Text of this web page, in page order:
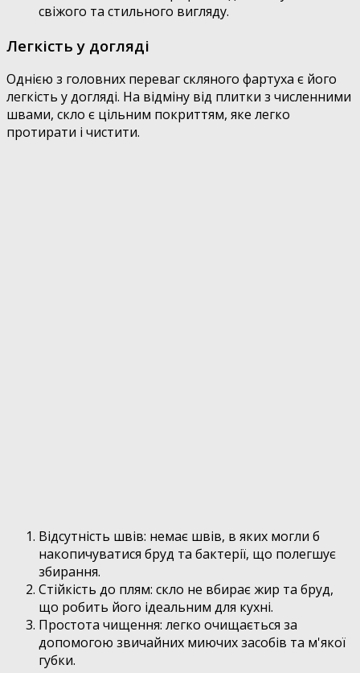
свіжого та стильного вигляду.
Легкість у догляді
Однією з головних переваг скляного фартуха є його
легкість у догляді. На відміну від плитки з численними
швами, скло є цільним покриттям, яке легко
протирати і чистити.
Відсутність швів: немає швів, в яких могли б
накопичуватися бруд та бактерії, що полегшує
збирання.
Стійкість до плям: скло не вбирає жир та бруд,
що робить його ідеальним для кухні.
Простота чищення: легко очищається за
допомогою звичайних миючих засобів та м'якої
губки.